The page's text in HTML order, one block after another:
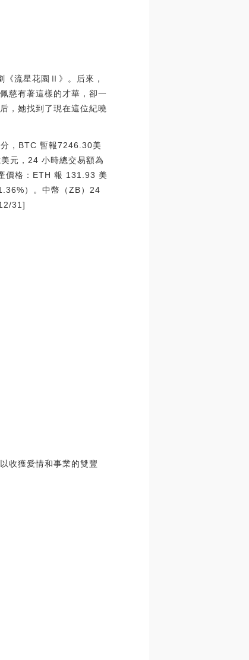
《流星花園Ⅱ》。后來，
慈有著這樣的才華，卻一
，她找到了現在這位紀曉
，BTC 暫報7246.30美
元，24 小時總交易額為
價格：ETH 報 131.93 美
）。中幣（ZB）24
31]
收獲愛情和事業的雙豐